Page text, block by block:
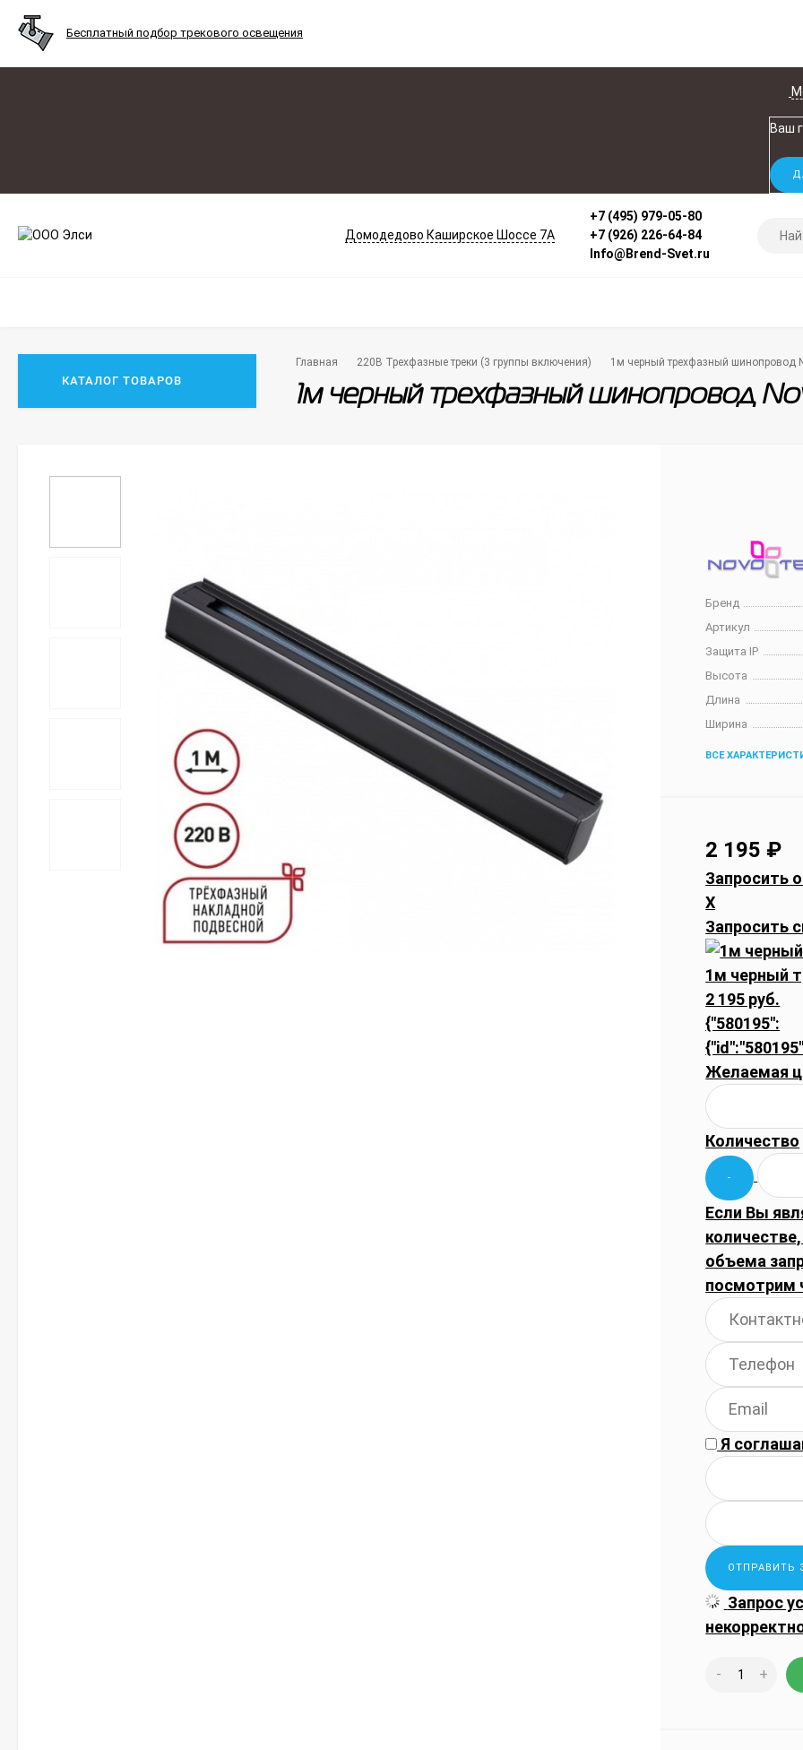
Бесплатный подбор трекового освещения
Ваш
Домодедово Каширское Шоссе 7А
+7 (495) 979-05-80
+7 (926) 226-64-84
Info@Brend-Svet.ru
КАТАЛОГ ТОВАРОВ
Главная 220В Трехфазные треки (3 группы включения) 1м черный трехфазный шинопровод
1м черный трехфазный шинопровод
Бренд
Артикул
Защита IP
Высота
Длина
Ширина
ВСЕ
2 195 ₽
Запросить
X
Запросить
1м черный
2 195 руб.
{"580195":
Желаемая
Количество
Если Вы
объема
посмотрим
Я
Запрос
- +